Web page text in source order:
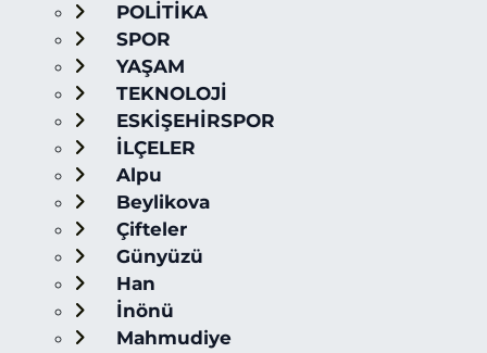
POLİTİKA
SPOR
YAŞAM
TEKNOLOJİ
ESKİŞEHİRSPOR
İLÇELER
Alpu
Beylikova
Çifteler
Günyüzü
Han
İnönü
Mahmudiye